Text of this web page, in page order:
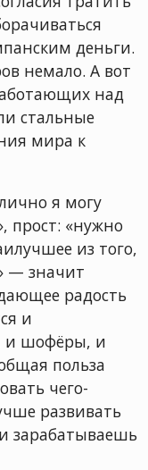
деньги.
немало. А вот
над
стальные
мира к
я могу
прост: «нужно
из того,
— значит
радость
и
и шофёры, и
польза
чего-
развивать
зарабатываешь